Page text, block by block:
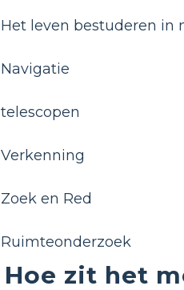
Het leven bestuderen in
Navigatie
telescopen
Verkenning
Zoek en Red
Ruimteonderzoek
Hoe zit het